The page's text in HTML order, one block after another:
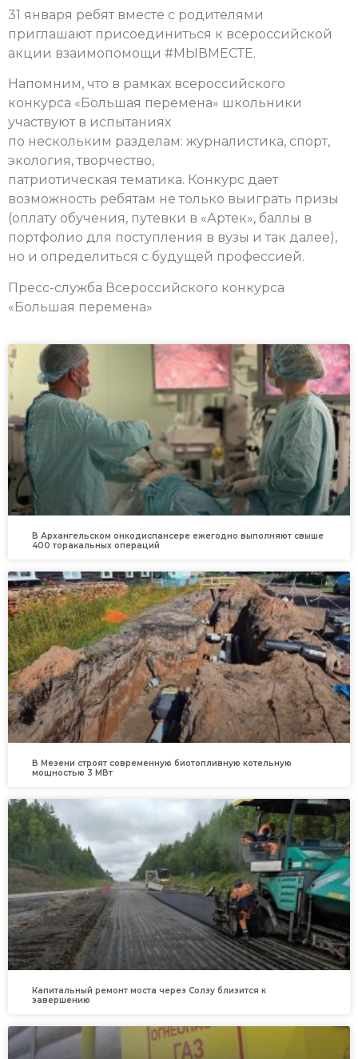
31 января ребят вместе с родителями
приглашают присоединиться к всероссийской
акции взаимопомощи #МЫВМЕСТЕ.
Напомним, что в рамках всероссийского
конкурса «Большая перемена» школьники
участвуют в испытаниях
по нескольким разделам: журналистика, спорт,
экология, творчество,
патриотическая тематика. Конкурс дает
возможность ребятам не только выиграть призы
(оплату обучения, путевки в «Артек», баллы в
портфолио для поступления в вузы и так далее),
но и определиться с будущей профессией.
Пресс-служба Всероссийского конкурса
«Большая перемена»
В Архангельском онкодиспансере ежегодно выполняют свыше
400 торакальных операций
В Мезени строят современную биотопливную котельную
мощностью 3 МВт
Капитальный ремонт моста через Солзу близится к
завершению